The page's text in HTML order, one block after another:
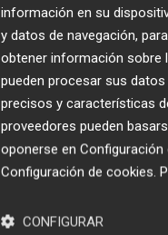
información en su
y datos de navegación,
obtener información sobre
pueden procesar sus
precisos y características
proveedores pueden
oponerse en Configuración
Configuración de cookies.
CONFIGURAR